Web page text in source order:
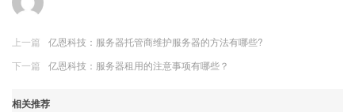
上一篇
亿恩科技：服务器托管商维护服务器的方法有哪些?
下一篇
亿恩科技：服务器租用的注意事项有哪些？
相关推荐